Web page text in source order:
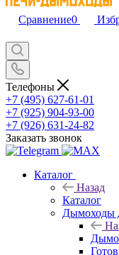
Сравнение0
Телефоны
+7 (495) 627-61-01
+7 (925) 904-93-00
+7 (926) 631-24-82
Заказать звонок
Каталог
Назад
Каталог
Дымоходы